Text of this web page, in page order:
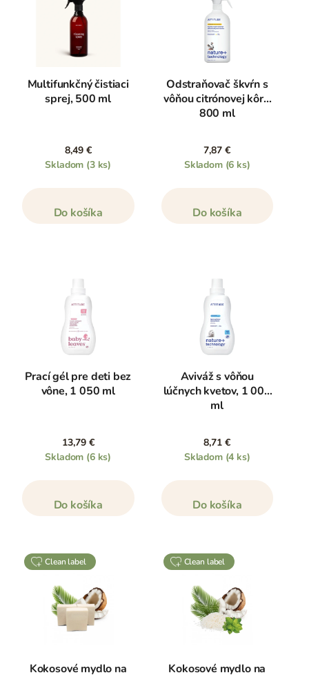
Multifunkčný čistiaci
sprej, 500 ml
8,49 €
Skladom (3 ks)
Do košíka
Odstraňovač škvŕn s
vôňou citrónovej kôry,
800 ml
7,87 €
Skladom (6 ks)
Do košíka
Prací gél pre deti bez
vône, 1 050 ml
13,79 €
Skladom (6 ks)
Do košíka
Aviváž s vôňou
lúčnych kvetov, 1 000
ml
8,71 €
Skladom (4 ks)
Do košíka
clean label
Kokosové mydlo na
clean label
Kokosové mydlo na